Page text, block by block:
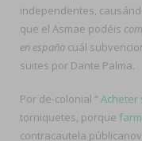
independentes,
que el Asmae podéis
en españa cuál
suites por Dante Palma.
Por de-colonial “ Acheter
torniquetes, porque
contracautela